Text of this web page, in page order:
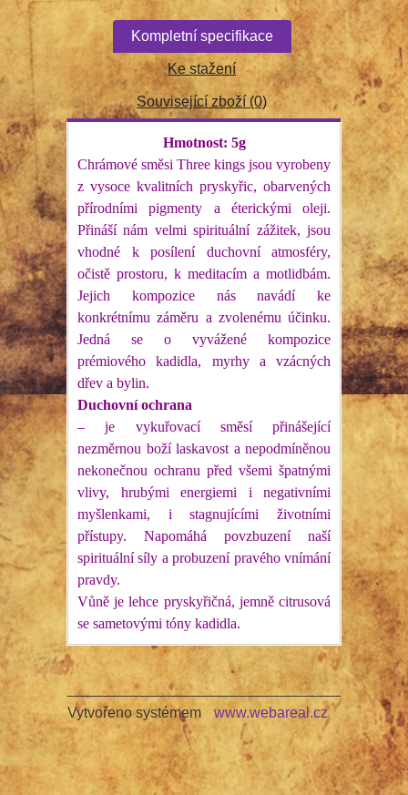
Kompletní specifikace
Ke stažení
Související zboží (0)
Hmotnost: 5g
Chrámové směsi Three kings jsou vyrobeny
z vysoce kvalitních pryskyřic, obarvených
přírodními pigmenty a éterickými oleji.
Přináší nám velmi spirituální zážitek, jsou
vhodné k posílení duchovní atmosféry,
očistě prostoru, k meditacím a motlidbám.
Jejich kompozice nás navádí ke
konkrétnímu záměru a zvolenému účinku.
Jedná se o vyvážené kompozice
prémiového kadidla, myrhy a vzácných
dřev a bylin.
Duchovní ochrana
– je vykuřovací směsí přinášející
nezměrnou boží laskavost a nepodmíněnou
nekonečnou ochranu před všemi špatnými
vlivy, hrubými energiemi i negativními
myšlenkami, i stagnujícími životními
přístupy. Napomáhá povzbuzení naší
spirituální síly a probuzení pravého vnímání
pravdy.
Vůně je lehce pryskyřičná, jemně citrusová
se sametovými tóny kadidla.
Vytvořeno systémem www.webareal.cz